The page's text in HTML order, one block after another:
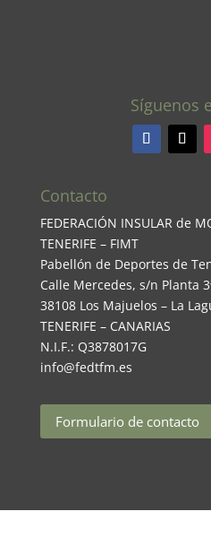
Síguenos
Contacto
FEDERACIÓN INSULAR de
TENERIFE – FIMT
Pabellón de Deportes de
Calle Mercedes, s/n Planta
38108 Los Majuelos – La
TENERIFE – CANARIAS
N.I.F.: Q3878017G
info@fedtfm.es
Formulario de contacto